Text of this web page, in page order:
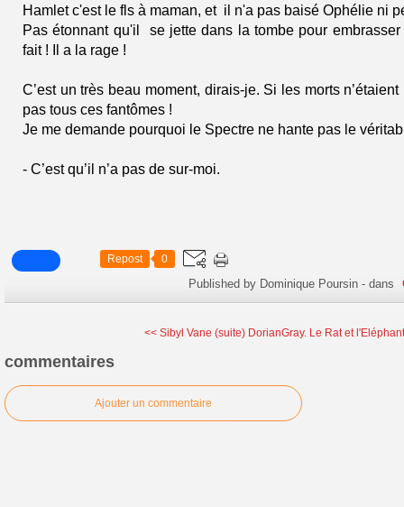
Hamlet c'est le fls à maman, et il n'a pas baisé Ophélie ni
Pas étonnant qu'il se jette dans la tombe pour
fait ! Il a la rage !
C’est un très beau moment, dirais-je. Si les morts
pas tous ces fantômes !
Je me demande pourquoi le Spectre ne hante pas le
- C’est qu’il n’a pas de sur-moi.
Repost 0
Published by Dominique Poursin -dans
<< Sibyl Vane (suite) DorianGray. Le Rat et
commentaires
Ajouter un commentaire